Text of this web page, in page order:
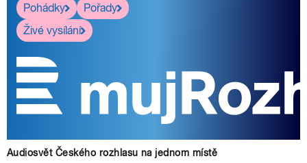
Pohádky
Pořady
Živé vysílání
Audiosvět Českého rozhlasu na jednom místě